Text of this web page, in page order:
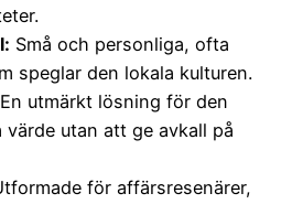
Små och personliga, ofta
speglar den lokala kulturen.
En utmärkt lösning för den
värde utan att ge avkall på
för affärsresenärer,